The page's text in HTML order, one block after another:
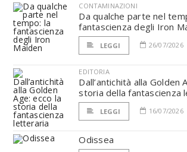
CONTAMINAZIONI
Da qualche parte nel
fantascienza degli Iron
LEGGI 26/07/2026
EDITORIA
Dall’antichità alla Golden
storia della fantascienza
LEGGI 16/07/2026
Odissea